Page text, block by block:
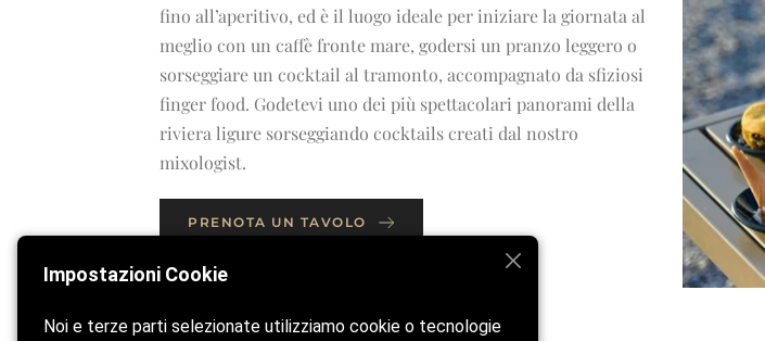
fino all’aperitivo, ed è il luogo ideale per iniziare la giornata al
meglio con un caffè fronte mare, godersi un pranzo leggero o
sorseggiare un cocktail al tramonto, accompagnato da sfiziosi
finger food. Godetevi uno dei più spettacolari panorami della
riviera ligure sorseggiando cocktails creati dal nostro
mixologist.
PRENOTA UN TAVOLO
Impostazioni Cookie
Noi e terze parti selezionate utilizziamo cookie o tecnologie